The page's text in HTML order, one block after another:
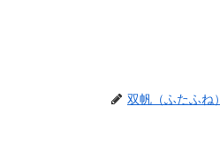
双帆（ふたふね）